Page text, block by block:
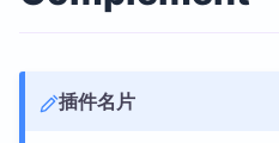
插件名片